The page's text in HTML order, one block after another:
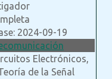
2024-09-19
Electrónicos,
de la Señal